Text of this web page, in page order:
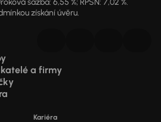
získání úvěru.
a firmy
Kariéra